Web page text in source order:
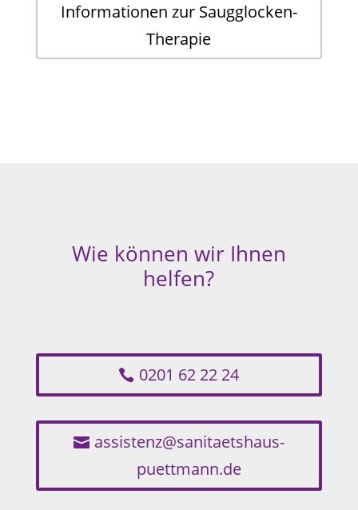
Informationen zur Saugglocken-
Therapie
Wie können wir Ihnen
helfen?
0201 62 22 24
assistenz@sanitaetshaus-
puettmann.de